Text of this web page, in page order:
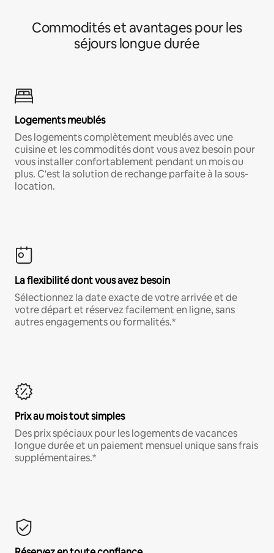
Commodités et avantages pour les
séjours longue durée
Logements meublés
Des logements complètement meublés avec une
cuisine et les commodités dont vous avez besoin pour
vous installer confortablement pendant un mois ou
plus. C'est la solution de rechange parfaite à la sous-
location.
La flexibilité dont vous avez besoin
Sélectionnez la date exacte de votre arrivée et de
votre départ et réservez facilement en ligne, sans
autres engagements ou formalités.*
Prix au mois tout simples
Des prix spéciaux pour les logements de vacances
longue durée et un paiement mensuel unique sans frais
supplémentaires.*